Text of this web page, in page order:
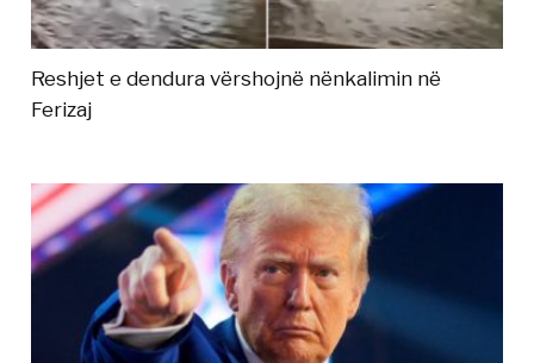
Reshjet e dendura vërshojnë nënkalimin në
Ferizaj